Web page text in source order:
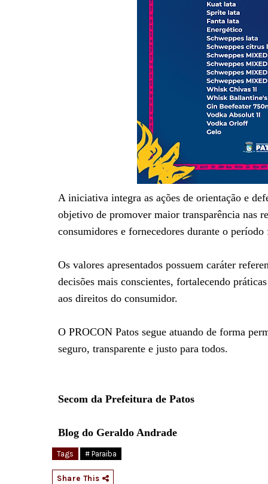
A iniciativa integra as ações de orientação e
objetivo de promover maior transparência nas
consumidores e fornecedores durante o
Os valores apresentados possuem caráter
decisões mais conscientes, fortalecendo
aos direitos do consumidor.
O PROCON Patos segue atuando de forma
seguro, transparente e justo para todos.
Secom da Prefeitura de Patos
Blog do Geraldo Andrade
Tags # Paraiba
Share This